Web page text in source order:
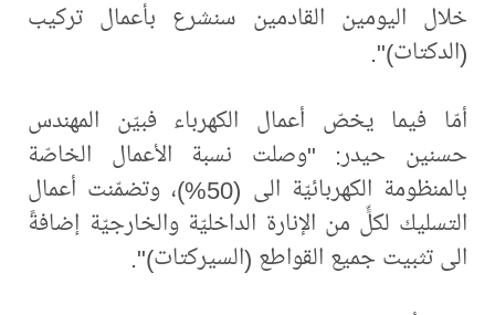
خلال اليومين القادمين سنشرع بأعمال تركيب
(الدكتات)".
أمّا فيما يخصّ أعمال الكهرباء فبيّن المهندس
حسنين حيدر: "وصلت نسبة الأعمال الخاصّة
بالمنظومة الكهربائيّة الى (50%)، وتضمّنت أعمال
التسليك لكلٍّ من الإنارة الداخليّة والخارجيّة إضافةً
الى تثبيت جميع القواطع (السيركتات)".